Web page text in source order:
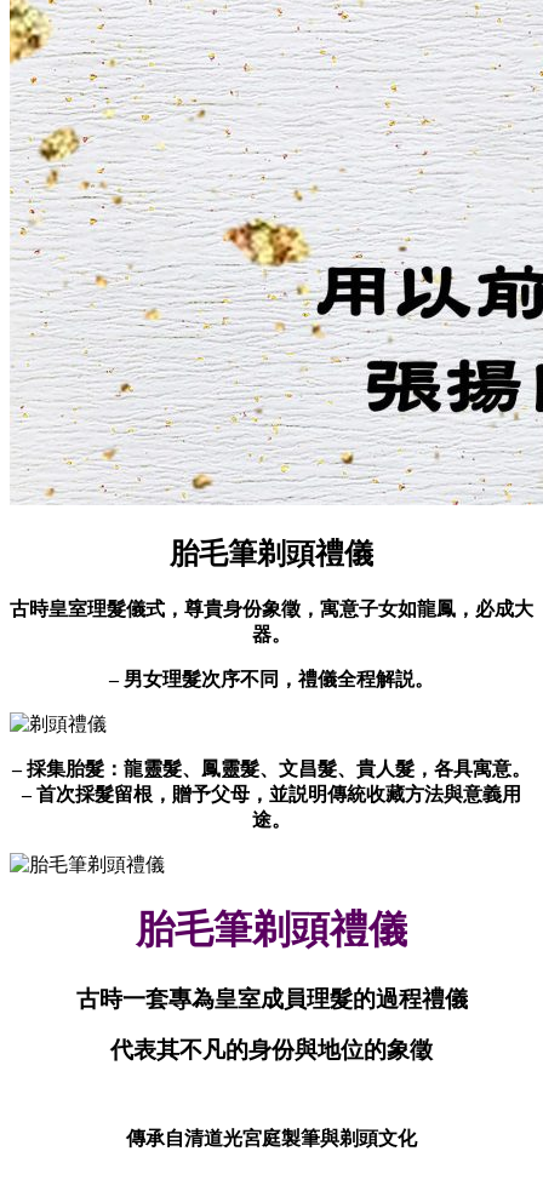
胎毛筆剃頭禮儀
古時皇室理髮儀式，尊貴身份象徵，寓意子女如龍鳳，必成大
器。
– 男女理髮次序不同，禮儀全程解説。
– 採集胎髮：龍靈髮、鳳靈髮、文昌髮、貴人髮，各具寓意。
– 首次採髮留根，贈予父母，並説明傳統收藏方法與意義用
途。
胎毛筆剃頭禮儀
古時一套專為皇室成員理髮的過程禮儀
代表其不凡的身份與地位的象徵
傳承自清道光宮庭製筆與剃頭文化